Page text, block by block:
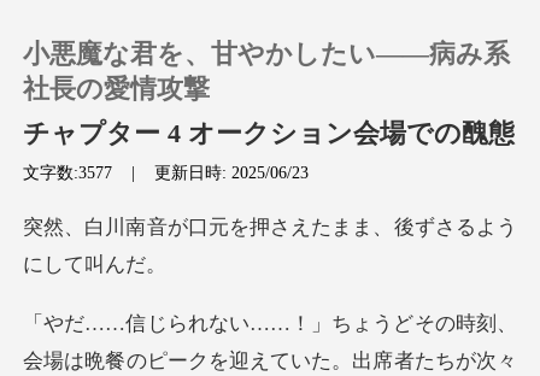
閲覧履歴
小悪魔な君を、甘やかしたい――病み系
社長の愛情攻撃
チャプター 4 オークション会場での醜態
文字数:3577 |更新日時: 2025/06/23
を押さえたまま、後ず
のピークを迎えていた。出席者たちが次々